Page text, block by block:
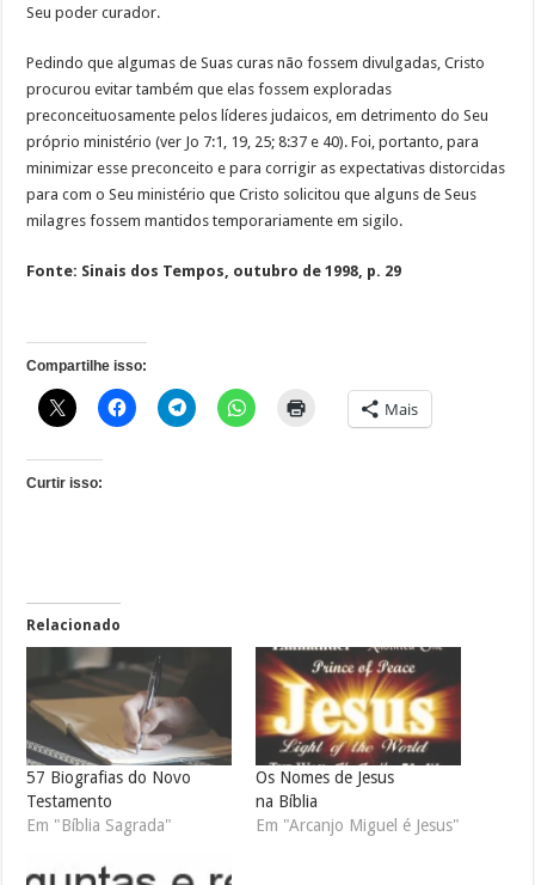
Seu poder curador.
Pedindo que algumas de Suas curas não fossem divulgadas, Cristo
procurou evitar também que elas fossem exploradas
preconceituosamente pelos líderes judaicos, em detrimento do Seu
próprio ministério (ver Jo 7:1, 19, 25; 8:37 e 40). Foi, portanto, para
minimizar esse preconceito e para corrigir as expectativas distorcidas
para com o Seu ministério que Cristo solicitou que alguns de Seus
milagres fossem mantidos temporariamente em sigilo.
Fonte: Sinais dos Tempos, outubro de 1998, p. 29
Compartilhe isso:
Mais
Curtir isso:
Relacionado
57 Biografias do Novo
Testamento
Em "Bíblia Sagrada"
Os Nomes de Jesus
na Bíblia
Em "Arcanjo Miguel é Jesus"